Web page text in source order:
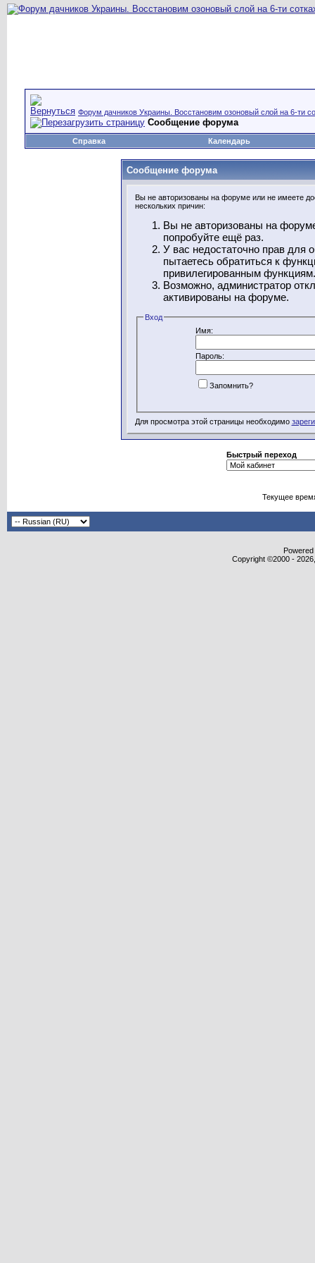
Форум дачников Украины. Восстановим озоновый слой на 6-ти
Сообщение форума
Справка Календарь
Сообщение форума
Вы не авторизованы на форуме или не имеете
нескольких причин:
Вы не авторизованы на
попробуйте ещё раз.
У вас недостаточно прав для
пытаетесь обратиться к
привилегированным функциям.
Возможно, администратор
активированы на форуме.
Вход
Имя:
Пароль:
Запомнить?
Для просмотра этой страницы необходимо
Быстрый переход
Текущее
Copyright ©2000 -